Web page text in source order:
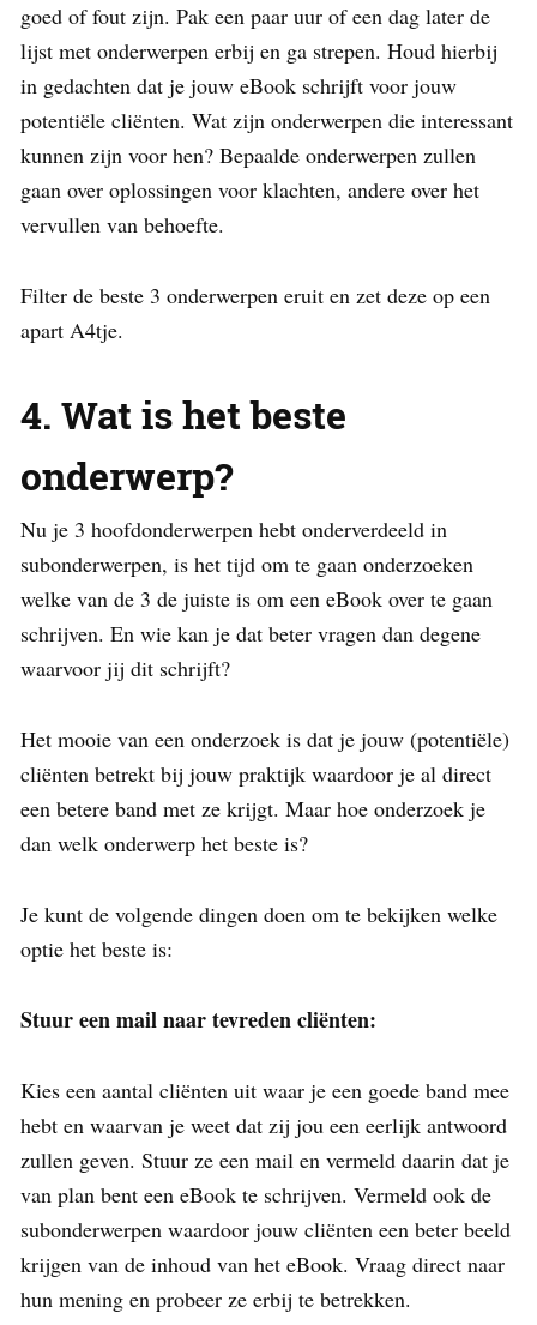
goed of fout zijn. Pak een paar uur of een dag later de
lijst met onderwerpen erbij en ga strepen. Houd hierbij
in gedachten dat je jouw eBook schrijft voor jouw
potentiële cliënten. Wat zijn onderwerpen die interessant
kunnen zijn voor hen? Bepaalde onderwerpen zullen
gaan over oplossingen voor klachten, andere over het
vervullen van behoefte.
Filter de beste 3 onderwerpen eruit en zet deze op een
apart A4tje.
4. Wat is het beste
onderwerp?
Nu je 3 hoofdonderwerpen hebt onderverdeeld in
subonderwerpen, is het tijd om te gaan onderzoeken
welke van de 3 de juiste is om een eBook over te gaan
schrijven. En wie kan je dat beter vragen dan degene
waarvoor jij dit schrijft?
Het mooie van een onderzoek is dat je jouw (potentiële)
cliënten betrekt bij jouw praktijk waardoor je al direct
een betere band met ze krijgt. Maar hoe onderzoek je
dan welk onderwerp het beste is?
Je kunt de volgende dingen doen om te bekijken welke
optie het beste is:
Stuur een mail naar tevreden cliënten:
Kies een aantal cliënten uit waar je een goede band mee
hebt en waarvan je weet dat zij jou een eerlijk antwoord
zullen geven. Stuur ze een mail en vermeld daarin dat je
van plan bent een eBook te schrijven. Vermeld ook de
subonderwerpen waardoor jouw cliënten een beter beeld
krijgen van de inhoud van het eBook. Vraag direct naar
hun mening en probeer ze erbij te betrekken.